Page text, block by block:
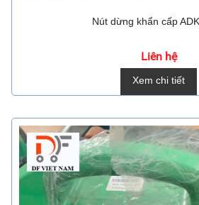
Nút dừng khẩn cấp
Liên hệ
Xem chi tiết